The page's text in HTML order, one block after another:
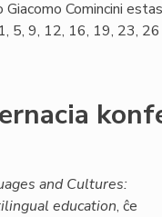
Comincini estas
5, 9, 12, 16, 19, 23,
and Cultures:
education, ĉe